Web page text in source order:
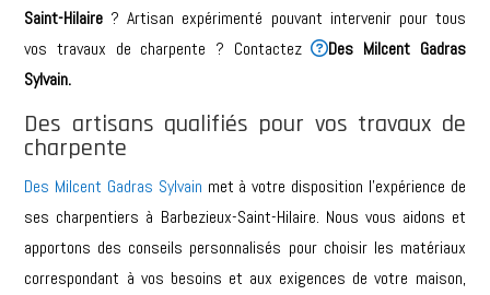
Saint-Hilaire ? Artisan expérimenté pouvant intervenir pour tous
vos travaux de charpente ? Contactez
Des Milcent Gadras
Sylvain.
Des artisans qualifiés pour vos travaux de
charpente
Des Milcent Gadras Sylvain met à votre disposition l’expérience de
ses charpentiers à Barbezieux-Saint-Hilaire. Nous vous aidons et
apportons des conseils personnalisés pour choisir les matériaux
correspondant à vos besoins et aux exigences de votre maison,